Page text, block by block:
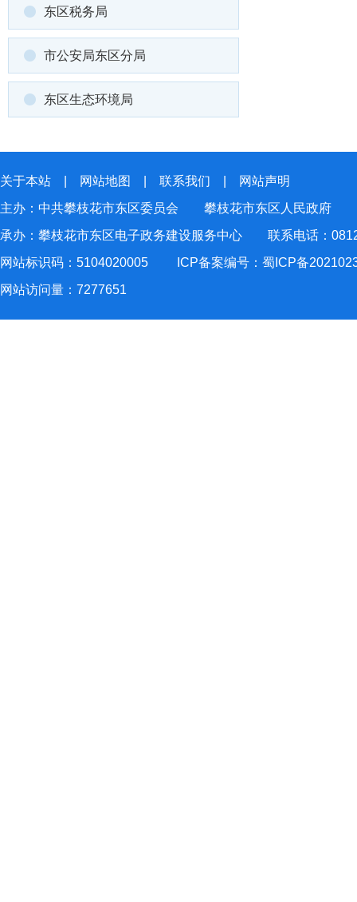
东区税务局
市公安局东区分局
东区生态环境局
关于本站 网站地图 联系我们
网站声明
主办：中共攀枝花市东区委员会 攀枝花市东区人民政府
承办：攀枝花市东区电子政务建设服务中心 联系电话：
网站标识码：5104020005
ICP备案编号：蜀ICP备
网站访问量： 7277651